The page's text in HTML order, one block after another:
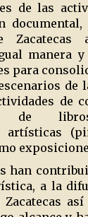
de las
Zacatecas
manera
para
de
de
de
artísticas
han
a la